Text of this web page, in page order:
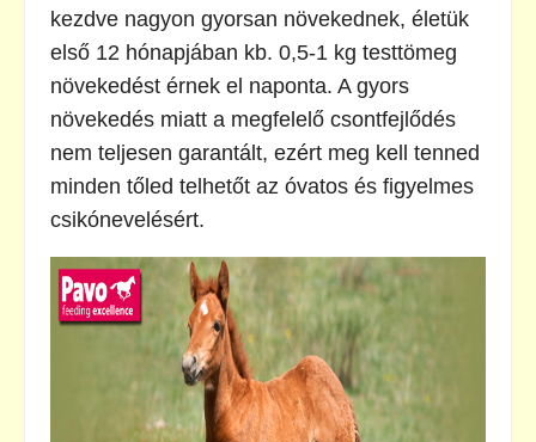
kezdve nagyon gyorsan növekednek, életük
első 12 hónapjában kb. 0,5-1 kg testtömeg
növekedést érnek el naponta. A gyors
növekedés miatt a megfelelő csontfejlődés
nem teljesen garantált, ezért meg kell tenned
minden tőled telhetőt az óvatos és figyelmes
csikónevelésért.